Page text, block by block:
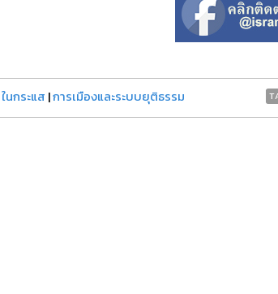
ในกระแส |การเมืองและระบบยุติธรรม